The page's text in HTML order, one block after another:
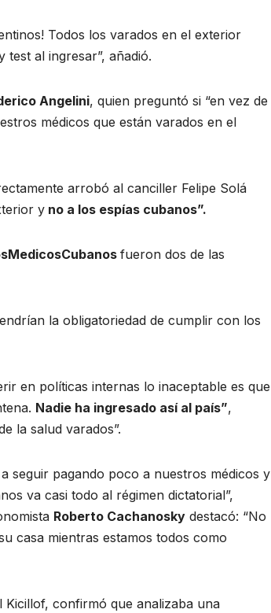
Todos los varados en el exterior
al ingresar”, añadió.
Angelini, quien preguntó si “en vez de
médicos que están varados en el
arrobó al canciller Felipe Solá
y no a los espías cubanos”.
fueron dos de las
la obligatoriedad de cumplir con los
en políticas internas lo inaceptable es que
Nadie ha ingresado así al país”,
la salud varados”.
seguir pagando poco a nuestros médicos y
va casi todo al régimen dictatorial”,
Roberto Cachanosky destacó: “No
casa mientras estamos todos como
confirmó que analizaba una